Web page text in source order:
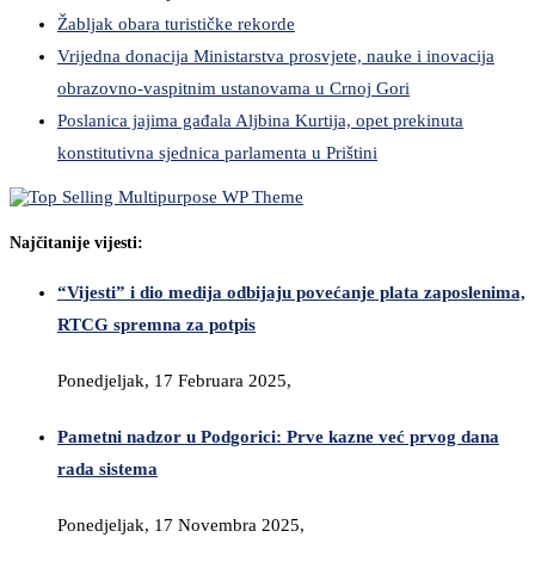
Žabljak obara turističke rekorde
Vrijedna donacija Ministarstva prosvjete, nauke i inovacija
obrazovno-vaspitnim ustanovama u Crnoj Gori
Poslanica jajima gađala Aljbina Kurtija, opet prekinuta
konstitutivna sjednica parlamenta u Prištini
Najčitanije vijesti:
“Vijesti” i dio medija odbijaju povećanje plata zaposlenima,
RTCG spremna za potpis
Ponedjeljak, 17 Februara 2025,
Pametni nadzor u Podgorici: Prve kazne već prvog dana
rada sistema
Ponedjeljak, 17 Novembra 2025,